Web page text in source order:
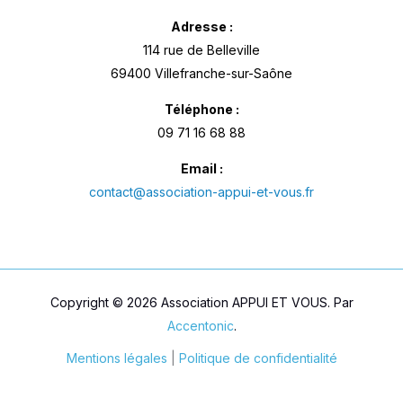
Adresse :
114 rue de Belleville
69400 Villefranche-sur-Saône
Téléphone :
09 71 16 68 88
Email :
contact@association-appui-et-vous.fr
Copyright © 2026 Association APPUI ET VOUS. Par
Accentonic.
Mentions légales Politique de confidentialité